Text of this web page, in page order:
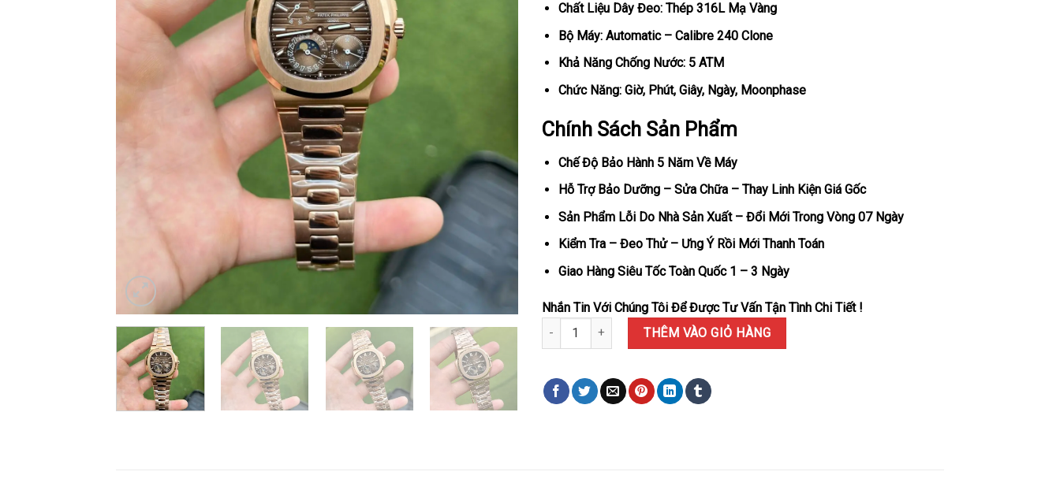
Chất Liệu Dây Đeo: Thép 316L Mạ Vàng
Bộ Máy: Automatic – Calibre 240 Clone
Khả Năng Chống Nước: 5 ATM
Chức Năng: Giờ, Phút, Giây, Ngày, Moonphase
Chính Sách Sản Phẩm
Chế Độ Bảo Hành 5 Năm Về Máy
Hỗ Trợ Bảo Dưỡng – Sửa Chữa – Thay Linh Kiện Giá Gốc
Sản Phẩm Lỗi Do Nhà Sản Xuất – Đổi Mới Trong Vòng 07 Ngày
Kiểm Tra – Đeo Thử – Ưng Ý Rồi Mới Thanh Toán
Giao Hàng Siêu Tốc Toàn Quốc 1 – 3 Ngày
Nhắn Tin Với Chúng Tôi Để Được Tư Vấn Tận Tình Chi Tiết !
Đồng Hồ Patek Philippe Nautilus 5712/1R Vàng Hồng Mặt Nâu Replica GRF 40mm số lượng
THÊM VÀO GIỎ HÀNG